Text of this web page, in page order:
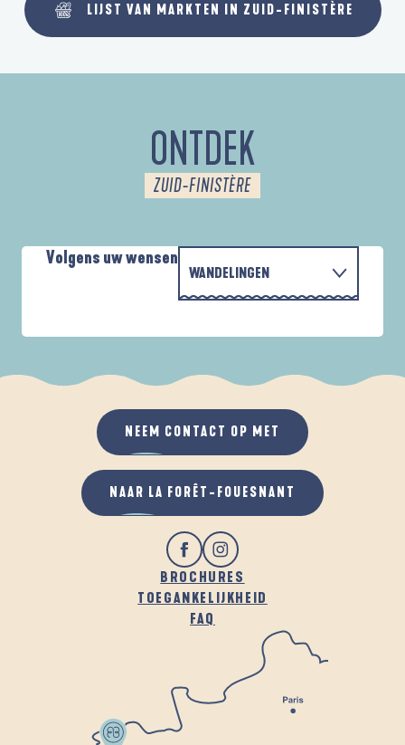
LIJST VAN MARKTEN IN ZUID-FINISTÈRE
ONTDEK
ZUID-FINISTÈRE
Volgens uw wensen
WANDELINGEN
ALS HET REGENT
IN DE FRISSE LUCHT
BROCHURES
TOEGANKELIJKHEID
FAQ
NEEM CONTACT OP MET
NAAR LA FORÊT-FOUESNANT